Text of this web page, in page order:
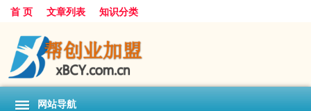
首 页 文章列表 知识分类
网站导航